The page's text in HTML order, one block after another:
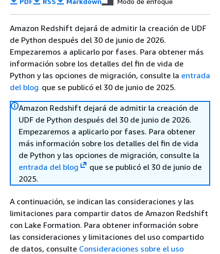
Amazon Redshift dejará de admitir la creación de UDF
de Python después del 30 de junio de 2026.
Empezaremos a aplicarlo por fases. Para obtener más
información sobre los detalles del fin de vida de
Python y las opciones de migración, consulte la entrada
del blog que se publicó el 30 de junio de 2025.
Amazon Redshift dejará de admitir la creación de
UDF de Python después del 30 de junio de 2026.
Empezaremos a aplicarlo por fases. Para obtener
más información sobre los detalles del fin de vida
de Python y las opciones de migración, consulte la
entrada del blog
que se publicó el 30 de junio de
2025.
A continuación, se indican las consideraciones y las
limitaciones para compartir datos de Amazon Redshift
con Lake Formation. Para obtener información sobre
las consideraciones y limitaciones del uso compartido
de datos, consulte Consideraciones sobre el uso